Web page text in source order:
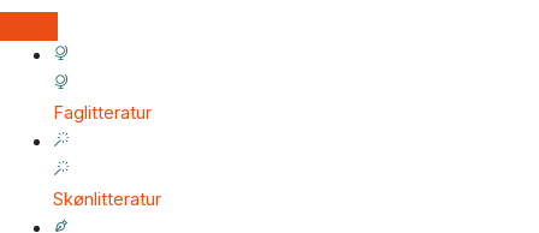
Faglitteratur
Skønlitteratur